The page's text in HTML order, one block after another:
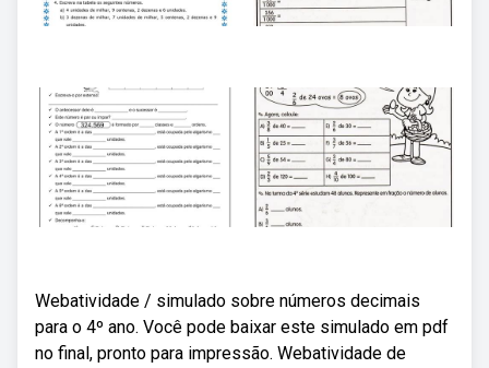
Webatividade / simulado sobre números decimais
para o 4º ano. Você pode baixar este simulado em pdf
no final, pronto para impressão. Webatividade de